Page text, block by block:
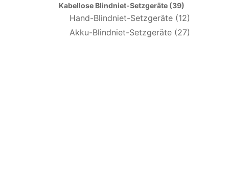
Kabellose Blindniet-Setzgeräte (39)
Hand-Blindniet-Setzgeräte (12)
Akku-Blindniet-Setzgeräte (27)